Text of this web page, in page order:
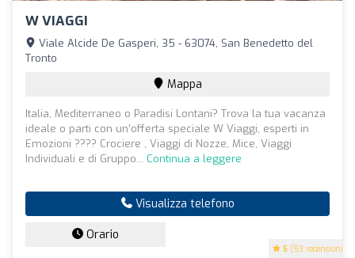
W VIAGGI
5 (53 recensioni)
Viale Alcide De Gasperi, 35 - 63074, San Benedetto del
Tronto
Mappa
Italia, Mediterraneo o Paradisi Lontani? Trova la tua vacanza
ideale o parti con un'offerta speciale W Viaggi, esperti in
Emozioni ???? Crociere , Viaggi di Nozze, Mice, Viaggi
Individuali e di Gruppo... Continua a leggere
Visualizza telefono
Orario